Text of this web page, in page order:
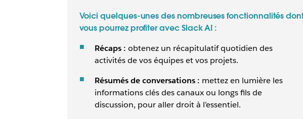
Voici quelques-unes des nombreuses fonctionnalités
vous pourrez profiter avec Slack AI :
Récaps : obtenez un récapitulatif quotidien des
activités de vos équipes et vos projets.
Résumés de conversations : mettez en lumière les
informations clés des canaux ou longs fils de
discussion, pour aller droit à l’essentiel.